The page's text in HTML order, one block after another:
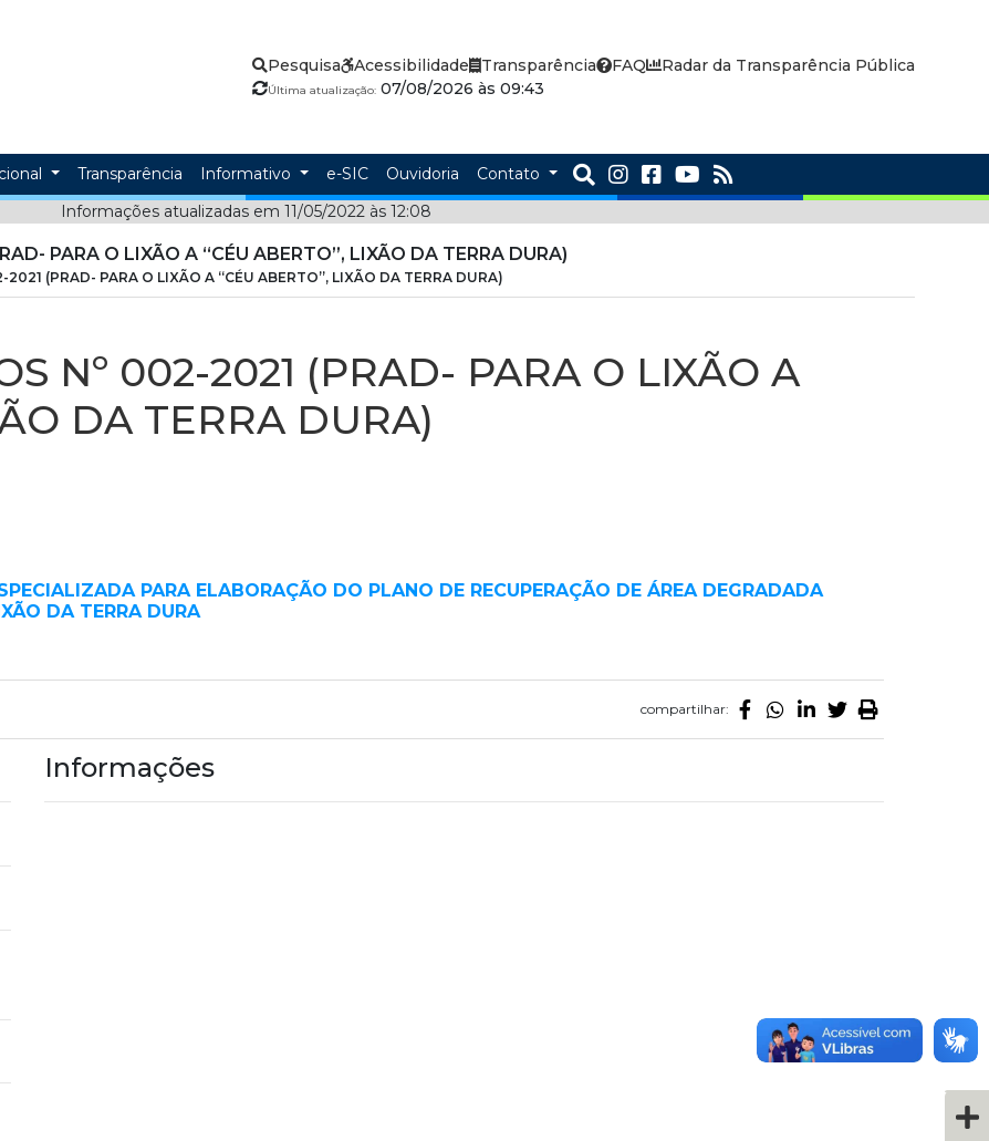
Pesquisa Acessibilidade Transparência FAQ Radar da Transparência Pública
Última atualização:07/08/2026 às 09:43
Transparência Informativo e-SIC Ouvidoria
Contato
Informações atualizadas em 11/05/2022 às 12:08
PARA O LIXÃO A “CÉU ABERTO”, LIXÃO DA TERRA DURA)
(PRAD- PARA O LIXÃO A “CÉU ABERTO”, LIXÃO DA TERRA DURA)
Nº 002-2021 (PRAD- PARA O LIXÃO A
DA TERRA DURA)
PARA ELABORAÇÃO DO PLANO DE RECUPERAÇÃO DE ÁREA DEGRADADA
DA TERRA DURA
compartilhar:
Informações